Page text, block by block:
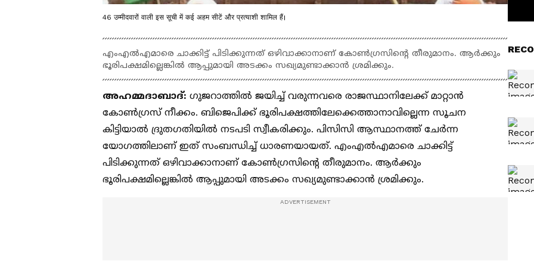
46 उम्मीदवारों वाली इस सूची में कई अहम सीटें और प्रत्याशी शामिल हैं।
എംഎൽഎമാരെ ചാക്കിട്ട് പിടിക്കുന്നത് ഒഴിവാക്കാനാണ് കോൺഗ്രസിന്‍റെ തീരുമാനം. ആർക്കും
ഭൂരിപക്ഷമില്ലെങ്കിൽ ആപ്പുമായി അടക്കം സഖ്യമുണ്ടാക്കാൻ ശ്രമിക്കും.
അഹമ്മദാബാദ്: ഗുജറാത്തില്‍ ജയിച്ച് വരുന്നവരെ രാജസ്ഥാനിലേക്ക് മാറ്റാൻ
കോൺഗ്രസ് നീക്കം. ബിജെപിക്ക് ഭൂരിപക്ഷത്തിലേക്കെത്താനാവില്ലെന്ന സൂചന
കിട്ടിയാൽ ദ്രുതഗതിയിൽ നടപടി സ്വീകരിക്കും. പിസിസി ആസ്ഥാനത്ത് ചേർന്ന
യോഗത്തിലാണ് ഇത് സംബന്ധിച്ച് ധാരണയായത്. എംഎൽഎമാരെ ചാക്കിട്ട്
പിടിക്കുന്നത് ഒഴിവാക്കാനാണ് കോൺഗ്രസിന്‍റെ തീരുമാനം. ആർക്കും
ഭൂരിപക്ഷമില്ലെങ്കിൽ ആപ്പുമായി അടക്കം സഖ്യമുണ്ടാക്കാൻ ശ്രമിക്കും.